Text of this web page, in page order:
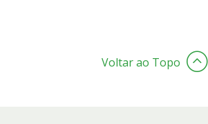
Voltar ao Topo